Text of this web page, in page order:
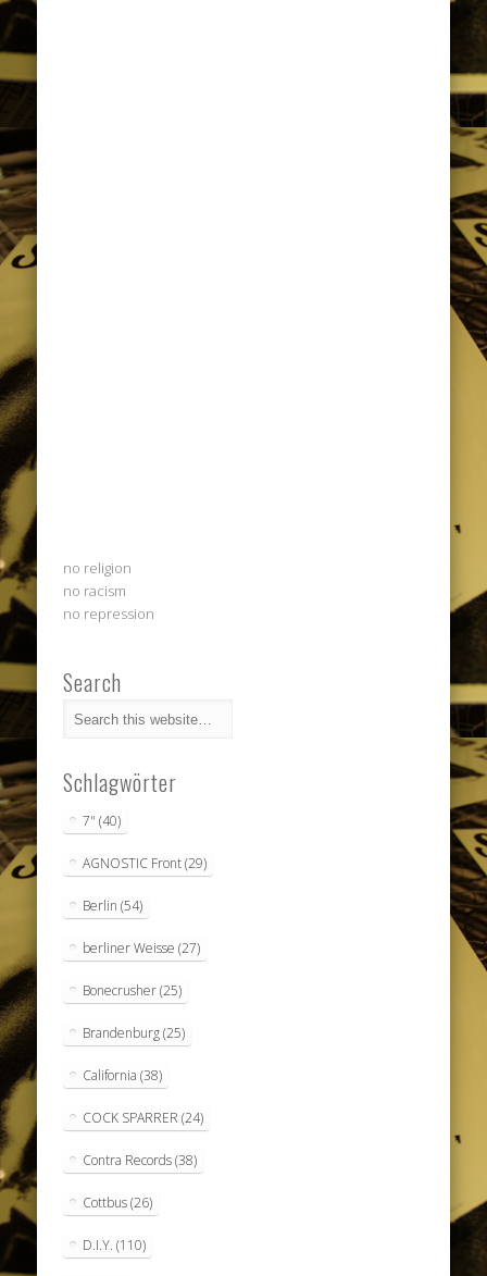
no religion
no racism
no repression
Search
Schlagwörter
7" (40)
AGNOSTIC Front(29)
Berlin (54)
berliner Weisse (27)
Bonecrusher(25)
Brandenburg(25)
California (38)
COCK SPARRER (24)
Contra Records(38)
Cottbus(26)
D.I.Y. (110)